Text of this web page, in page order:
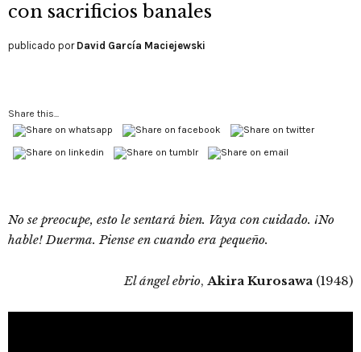
con sacrificios banales
publicado por David García Maciejewski
Share this...
No se preocupe, esto le sentará bien. Vaya con cuidado. ¡No
hable! Duerma. Piense en cuando era pequeño.
El ángel ebrio, Akira Kurosawa (1948)